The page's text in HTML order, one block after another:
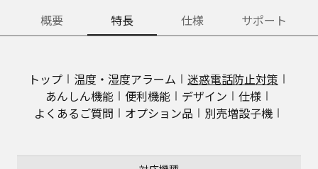
概要 特長 仕様 サポート
トップ 温度・湿度アラーム
迷惑電話防止対策
あんしん機能
便利機能 デザイン
仕様
よくあるご質問
オプション品 別売増設子機